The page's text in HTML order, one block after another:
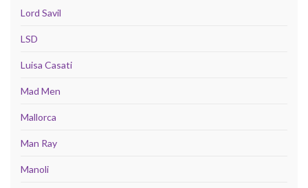
Lord Savil
LSD
Luisa Casati
Mad Men
Mallorca
Man Ray
Manoli